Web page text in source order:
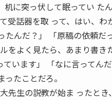
に突っ伏して眠ってい た
受話器を取 って、はい、わ
たんだ？」 「原稿の依頼だ
をよく見たら、あまり書き
います」 「なに言ってんだ
たことだろ。
先生の説教が始ま ったとき